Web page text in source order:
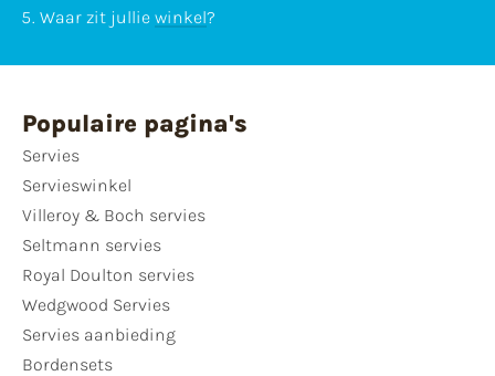
Waar zit jullie winkel?
Populaire pagina's
Servies
Servieswinkel
Villeroy & Boch servies
Seltmann servies
Royal Doulton servies
Wedgwood Servies
Servies aanbieding
Bordensets